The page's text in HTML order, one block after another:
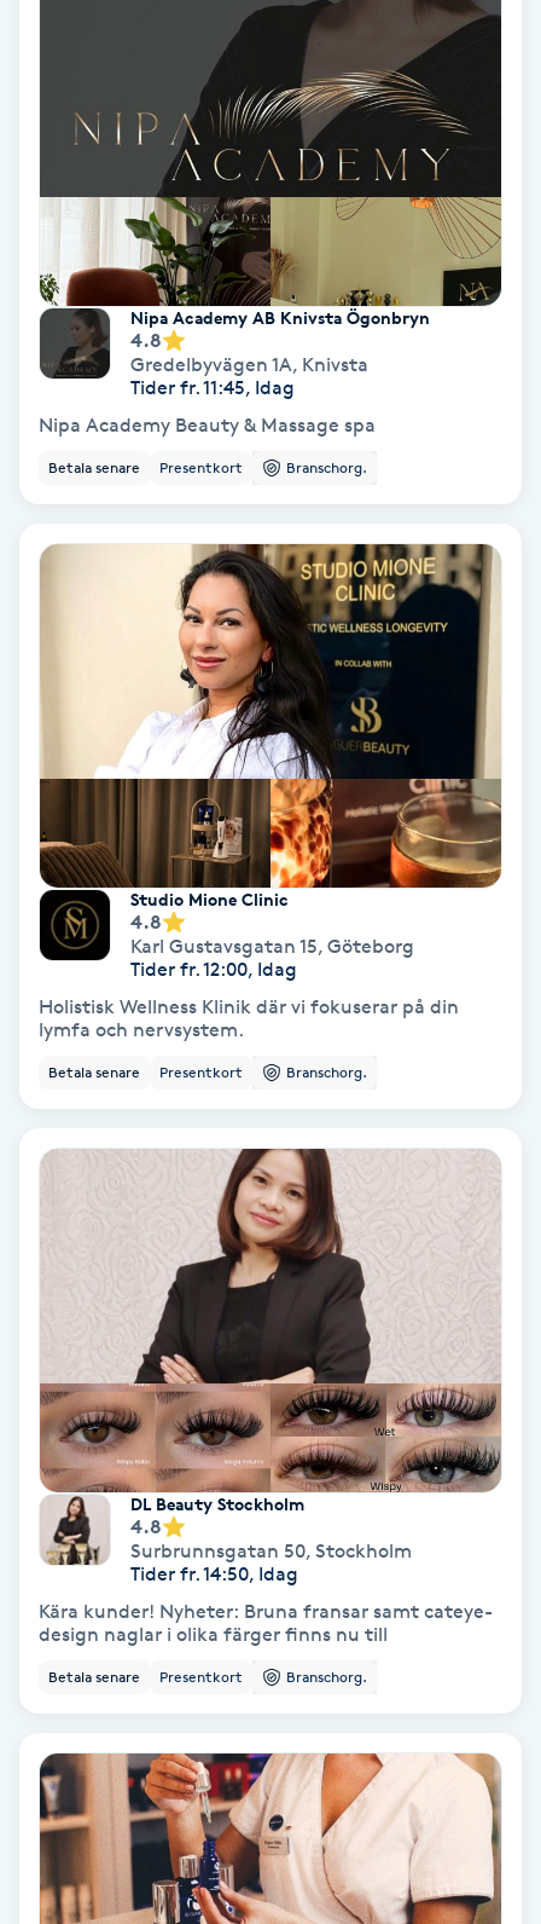
Extensions borttagning
Eyeliner-tatuering
Face framing
Fibromassage
Fotmassage
Fotsvamp
Fotvård
Fransar
Fransborttagning
Fransfärgning
Fransförlängning Megavolym
Fransförlängning Volym
Fransk manikyr
Fransrengöring
Frekvensterapi
Friskvård
Friskvårdsmassage
Frisör
Funktionsanalys
Nipa Academy AB Knivsta Ögonbryn
4.8
Gredelbyvägen 1A, Knivsta
Tider fr. 11:45, Idag
Nipa Academy Beauty & Massage spa
Betala senare Presentkort Branschorg.
Studio Mione Clinic
4.8
Karl Gustavsgatan 15, Göteborg
Tider fr. 12:00, Idag
Holistisk Wellness Klinik där vi fokuserar på din
lymfa och nervsystem.
Betala senare Presentkort Branschorg.
DL Beauty Stockholm
4.8
Surbrunnsgatan 50, Stockholm
Tider fr. 14:50, Idag
Kära kunder! Nyheter: Bruna fransar samt cateye-
design naglar i olika färger finns nu till
Betala senare Presentkort Branschorg.